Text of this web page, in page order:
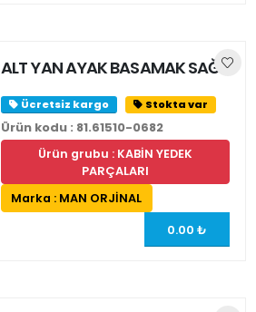
ALT YAN AYAK BASAMAK SAĞ
Ücretsiz kargo Stokta var
Ürün kodu : 81.61510-0682
Ürün grubu : KABİN YEDEK
PARÇALARI
Marka : MAN ORJİNAL
0.00 ₺